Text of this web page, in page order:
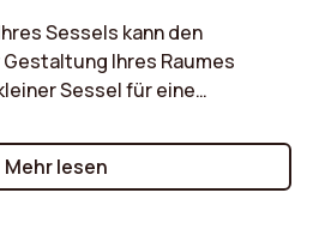
Sessels kann den
Ihres Raumes
Sessel für eine
unser Einkaufsführer hilft
der idealen Maße.
Mehr lesen